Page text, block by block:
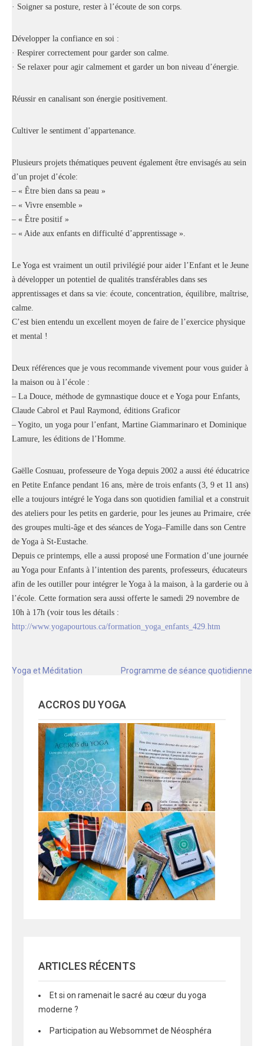
· Soigner sa posture, rester à l’écoute de son corps.
Développer la confiance en soi :
· Respirer correctement pour garder son calme.
· Se relaxer pour agir calmement et garder un bon niveau d’énergie.
Réussir en canalisant son énergie positivement.
Cultiver le sentiment d’appartenance.
Plusieurs projets thématiques peuvent également être envisagés au sein
d’un projet d’école:
– « Être bien dans sa peau »
– « Vivre ensemble »
– « Être positif »
– « Aide aux enfants en difficulté d’apprentissage ».
Le Yoga est vraiment un outil privilégié pour aider l’Enfant et le Jeune
à développer un potentiel de qualités transférables dans ses
apprentissages et dans sa vie: écoute, concentration, équilibre, maîtrise,
calme.
C’est bien entendu un excellent moyen de faire de l’exercice physique
et mental !
Deux références que je vous recommande vivement pour vous guider à
la maison ou à l’école :
– La Douce, méthode de gymnastique douce et e Yoga pour Enfants,
Claude Cabrol et Paul Raymond, éditions Graficor
– Yogito, un yoga pour l’enfant, Martine Giammarinaro et Dominique
Lamure, les éditions de l’Homme.
Gaëlle Cosnuau, professeure de Yoga depuis 2002 a aussi été éducatrice
en Petite Enfance pendant 16 ans, mère de trois enfants (3, 9 et 11 ans)
elle a toujours intégré le Yoga dans son quotidien familial et a construit
des ateliers pour les petits en garderie, pour les jeunes au Primaire, crée
des groupes multi-âge et des séances de Yoga–Famille dans son Centre
de Yoga à St-Eustache.
Depuis ce printemps, elle a aussi proposé une Formation d’une journée
au Yoga pour Enfants à l’intention des parents, professeurs, éducateurs
afin de les outiller pour intégrer le Yoga à la maison, à la garderie ou à
l’école. Cette formation sera aussi offerte le samedi 29 novembre de
10h à 17h (voir tous les détails :
http://www.yogapourtous.ca/formation_yoga_enfants_429.htm
Navigation
l'article
Yoga et Méditation Programme de séance quotidienne
ACCROS DU YOGA
ARTICLES RÉCENTS
Et si on ramenait le sacré au cœur du yoga
moderne ?
Participation au Websommet de Néosphéra